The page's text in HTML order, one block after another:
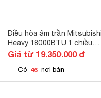
Điều hòa âm trần Mitsubishi
Heavy 18000BTU 1 chiều
FDT50CNV-S5
Giá từ 19.350.000 đ
Có 46 nơi bán